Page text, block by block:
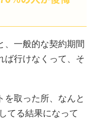
、一般的な契約期間
ば行けなくって、そ
取った所、なんと
てる結果になって